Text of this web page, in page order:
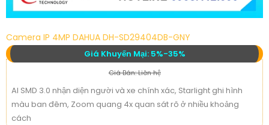
Camera IP 4MP DAHUA DH-SD29404DB-GNY
Giá Khuyến Mại: 5%-35%
Giá Bán: Liên hệ
AI SMD 3.0 nhận diện người và xe chính xác, Starlight ghi hình
màu ban đêm, Zoom quang 4x quan sát rõ ở nhiều khoảng
cách